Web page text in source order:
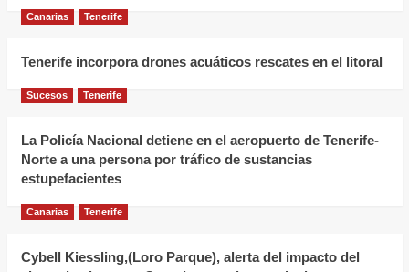
piso
Tenerife:
invierte
28,2
de
en
Canarias Tenerife
Tenerife incorpora drones acuáticos rescates en el litoral
Sucesos Tenerife
La Policía Nacional detiene en el aeropuerto de Tenerife-
Norte a una persona por tráfico de sustancias
estupefacientes
Canarias Tenerife
Cybell Kiessling,(Loro Parque), alerta del impacto del